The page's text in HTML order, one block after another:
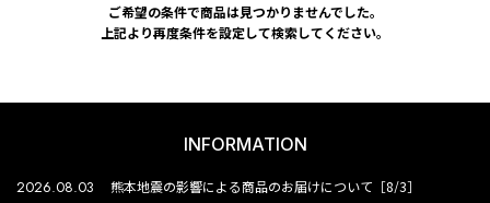
ご希望の条件で商品は見つかりませんでした。
上記より再度条件を設定して検索してください。
INFORMATION
2026.08.03 熊本地震の影響による商品のお届けについて［8/3］